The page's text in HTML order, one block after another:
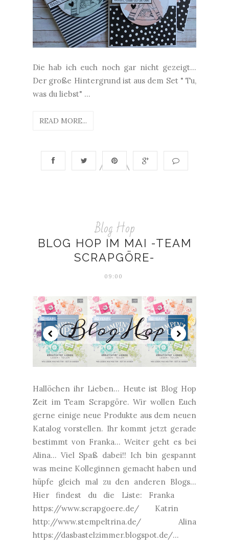
Die hab ich euch noch gar nicht gezeigt...
Der große Hintergrund ist aus dem Set " Tu,
was du liebst" ...
READ MORE...
Blog Hop
BLOG HOP IM MAI -TEAM
SCRAPGÖRE-
09:00
Hallöchen ihr Lieben... Heute ist Blog Hop
Zeit im Team Scrapgöre. Wir wollen Euch
gerne einige neue Produkte aus dem neuen
Katalog vorstellen. Ihr kommt jetzt gerade
bestimmt von Franka... Weiter geht es bei
Alina... Viel Spaß dabei!! Ich bin gespannt
was meine Kolleginnen gemacht haben und
hüpfe gleich mal zu den anderen Blogs...
Hier findest du die Liste: Franka
https://www.scrapgoere.de/ Katrin
http://www.stempeltrina.de/ Alina
https://dasbastelzimmer.blogspot.de/...